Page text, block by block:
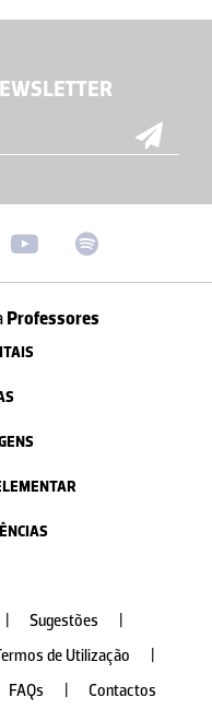
Professores
Sugestões
de Utilização
FAQs Contactos